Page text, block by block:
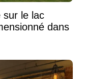
sur le lac
dans